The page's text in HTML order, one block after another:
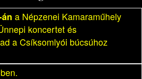
a Népzenei Kamaraműhely
koncertet és
a Csíksomlyói búcsúhoz